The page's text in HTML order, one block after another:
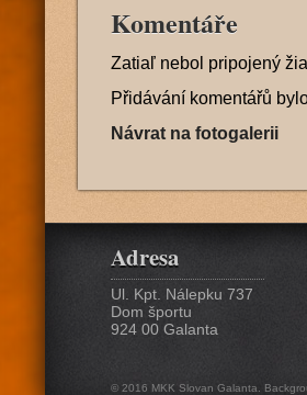
Komentáře
Zatiaľ nebol pripojený
Přidávání komentářů
Návrat na fotogalerii
Adresa
Ul. Kpt. Nálepku 737
Dom športu
924 00 Galanta
© 2016 MKK Slovan Galanta.